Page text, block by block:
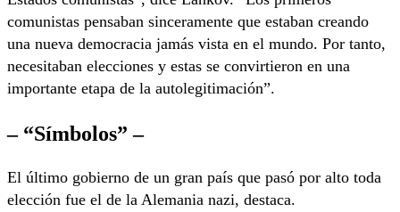
comunistas pensaban sinceramente que estaban creando
una nueva democracia jamás vista en el mundo. Por tanto,
necesitaban elecciones y estas se convirtieron en una
importante etapa de la autolegitimación”.
– “Símbolos” –
El último gobierno de un gran país que pasó por alto toda
elección fue el de la Alemania nazi, destaca.